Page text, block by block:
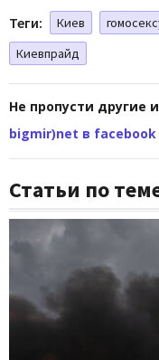
Теги: Киев
Киевпрайд
Не пропусти другие
bigmir)net в facebook
Статьи по